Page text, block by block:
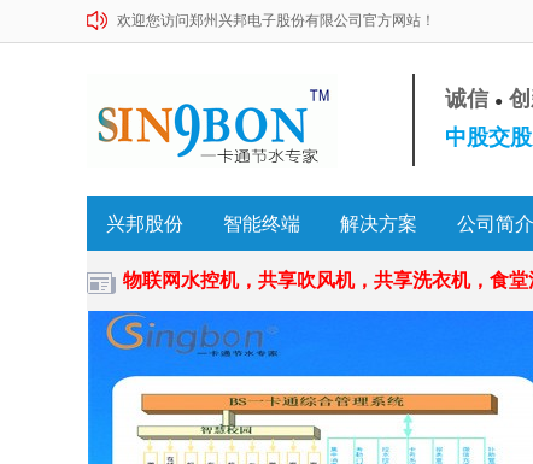
欢迎您访问郑州兴邦电子股份有限公司官方网站！
诚信 ●
中股交
兴邦股份 智能终端 解决方案 公司简介
物联网水控机，共享吹风机，共享洗衣机，食堂消